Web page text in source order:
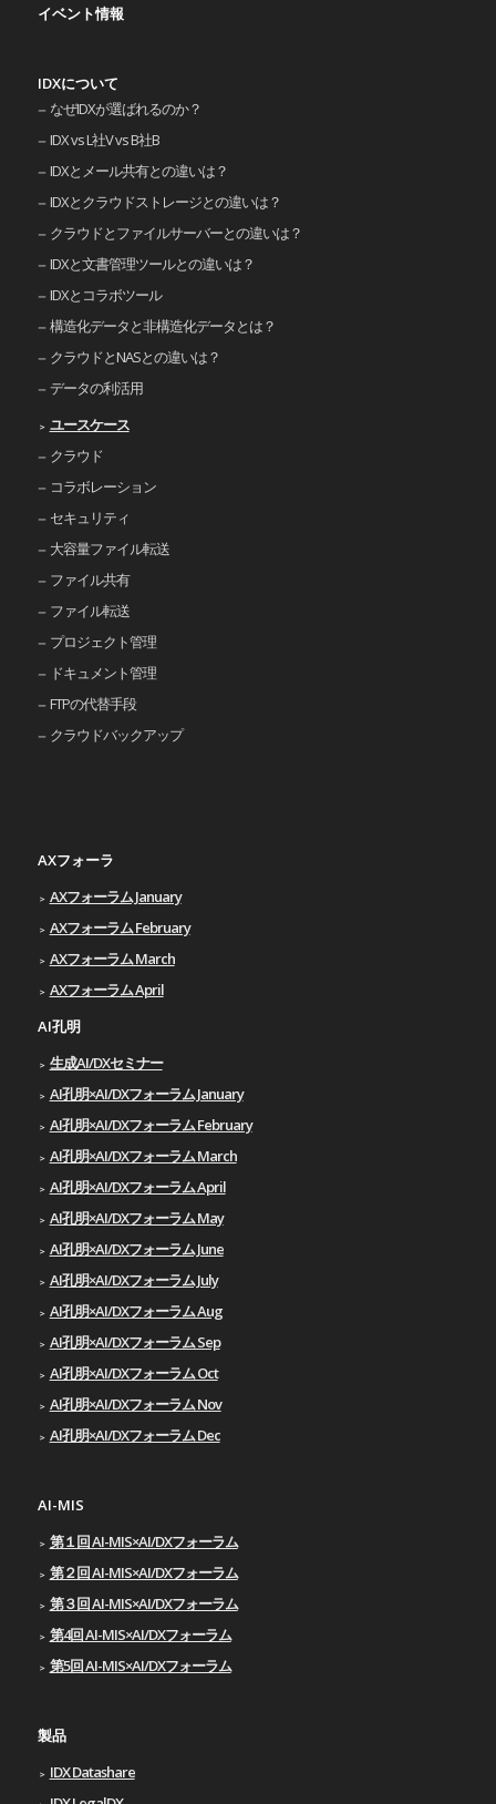
イベント情報
IDXについて
なぜIDXが選ばれるのか？
IDX vs L社V vs B社B
IDXとメール共有との違いは？
IDXとクラウドストレージとの違いは？
クラウドとファイルサーバーとの違いは？
IDXと文書管理ツールとの違いは？
IDXとコラボツール
構造化データと非構造化データとは？
クラウドとNASとの違いは？
データの利活用
ユースケース
クラウド
コラボレーション
セキュリティ
大容量ファイル転送
ファイル共有
ファイル転送
プロジェクト管理
ドキュメント管理
FTPの代替手段
クラウドバックアップ
AXフォーラ
AXフォーラム January
AXフォーラム February
AXフォーラム March
AXフォーラム April
AI孔明
生成AI/DXセミナー
AI孔明×AI/DXフォーラム January
AI孔明×AI/DXフォーラム February
AI孔明×AI/DXフォーラム March
AI孔明×AI/DXフォーラム April
AI孔明×AI/DXフォーラム May
AI孔明×AI/DXフォーラム June
AI孔明×AI/DXフォーラム July
AI孔明×AI/DXフォーラム Aug
AI孔明×AI/DXフォーラム Sep
AI孔明×AI/DXフォーラム Oct
AI孔明×AI/DXフォーラム Nov
AI孔明×AI/DXフォーラム Dec
AI-MIS
第１回 AI-MIS×AI/DXフォーラム
第２回 AI-MIS×AI/DXフォーラム
第３回 AI-MIS×AI/DXフォーラム
第4回 AI-MIS×AI/DXフォーラム
第5回 AI-MIS×AI/DXフォーラム
製品
IDX Datashare